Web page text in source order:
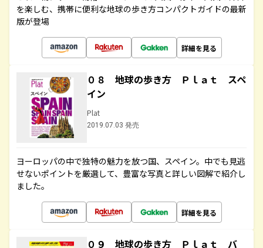
を楽しむ、携帯に便利な地球の歩き方コンパクトガイドの最新
版が登場
詳細を見る
０８ 地球の歩き方 Ｐｌａｔ スペ
イン
Plat
2019.07.03 発売
ヨーロッパの中で独特の魅力を放つ国、スペイン。中でも見逃
せないポイントを厳選して、豊富な写真と詳しい図解で紹介し
ました。
詳細を見る
０９ 地球の歩き方 Ｐｌａｔ バ